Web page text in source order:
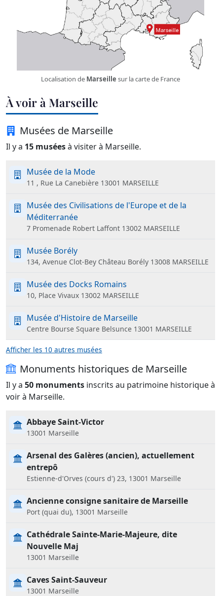
Localisation de Marseillesur la carte de France
À voir à Marseille
Musées de Marseille
Il y a 15 muséesà visiter à Marseille.
Musée de la Mode
11 , Rue La Canebière 13001 MARSEILLE
Musée des Civilisations de l'Europe et de la
Méditerranée
7 Promenade Robert Laffont 13002 MARSEILLE
Musée Borély
134, Avenue Clot-Bey Château Borély 13008 MARSEILLE
Musée des Docks Romains
10, Place Vivaux 13002 MARSEILLE
Musée d'Histoire de Marseille
Centre Bourse Square Belsunce 13001 MARSEILLE
Afficher les 10 autres musées
Monuments historiques de Marseille
Il y a 50 monuments inscrits au patrimoine historique à
voir à Marseille.
Abbaye Saint-Victor
13001 Marseille
Arsenal des Galères (ancien), actuellement
entrepô
Estienne-d'Orves (cours d') 23, 13001 Marseille
Ancienne consigne sanitaire de Marseille
Port (quai du), 13001 Marseille
Cathédrale Sainte-Marie-Majeure, dite
Nouvelle Maj
13001 Marseille
Caves Saint-Sauveur
13001 Marseille